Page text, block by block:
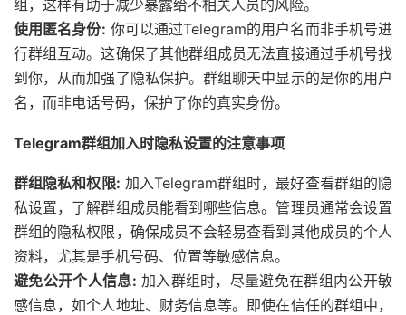
组，这样有助于减少暴露给不相关人员的风险。
使用匿名身份: 你可以通过Telegram的用户名而非手机号进
行群组互动。这确保了其他群组成员无法直接通过手机号找
到你，从而加强了隐私保护。群组聊天中显示的是你的用户
名，而非电话号码，保护了你的真实身份。
Telegram群组加入时隐私设置的注意事项
群组隐私和权限: 加入Telegram群组时，最好查看群组的隐
私设置，了解群组成员能看到哪些信息。管理员通常会设置
群组的隐私权限，确保成员不会轻易查看到其他成员的个人
资料，尤其是手机号码、位置等敏感信息。
避免公开个人信息: 加入群组时，尽量避免在群组内公开敏
感信息，如个人地址、财务信息等。即使在信任的群组中，